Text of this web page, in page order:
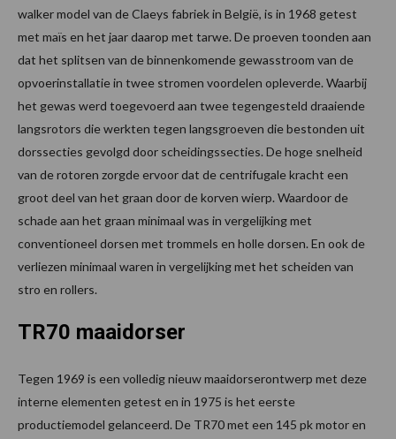
walker model van de Claeys fabriek in België, is in 1968 getest
met maïs en het jaar daarop met tarwe. De proeven toonden aan
dat het splitsen van de binnenkomende gewasstroom van de
opvoerinstallatie in twee stromen voordelen opleverde. Waarbij
het gewas werd toegevoerd aan twee tegengesteld draaiende
langsrotors die werkten tegen langsgroeven die bestonden uit
dorssecties gevolgd door scheidingssecties. De hoge snelheid
van de rotoren zorgde ervoor dat de centrifugale kracht een
groot deel van het graan door de korven wierp. Waardoor de
schade aan het graan minimaal was in vergelijking met
conventioneel dorsen met trommels en holle dorsen. En ook de
verliezen minimaal waren in vergelijking met het scheiden van
stro en rollers.
TR70 maaidorser
Tegen 1969 is een volledig nieuw maaidorserontwerp met deze
interne elementen getest en in 1975 is het eerste
productiemodel gelanceerd. De TR70 met een 145 pk motor en